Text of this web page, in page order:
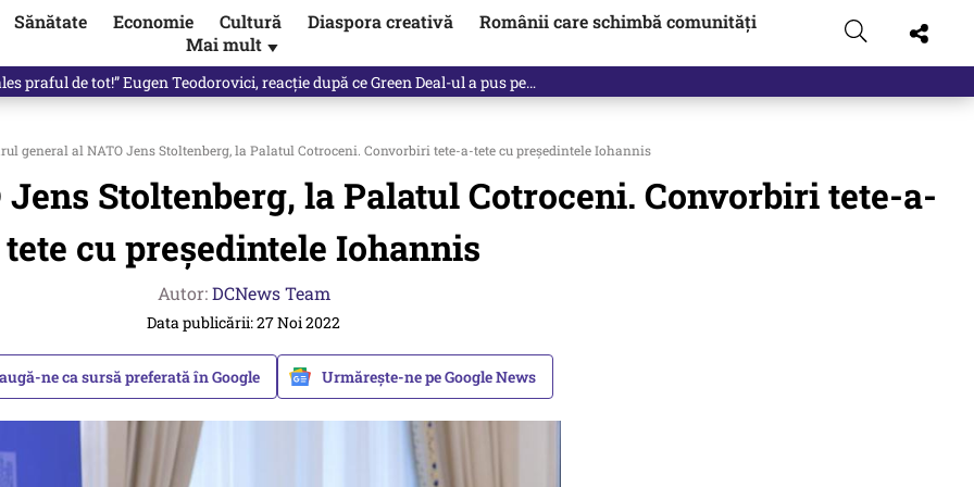
Sănătate Economie Cultură Diaspora creativă
Românii care schimbă comunități
Mai mult ▼
praful de tot!” Eugen Teodorovici, reacție după ce Green Deal-ul a pus pe…
general al NATO Jens Stoltenberg, la Palatul Cotroceni. Convorbiri tete-a-tete cu președintele Iohannis
Stoltenberg, la Palatul Cotroceni. Convorbiri tete-a-
tete cu președintele Iohannis
Autor:DCNews Team
Data publicării: 27 Noi 2022
ne ca sursă preferată în Google Urmărește-ne pe Google News